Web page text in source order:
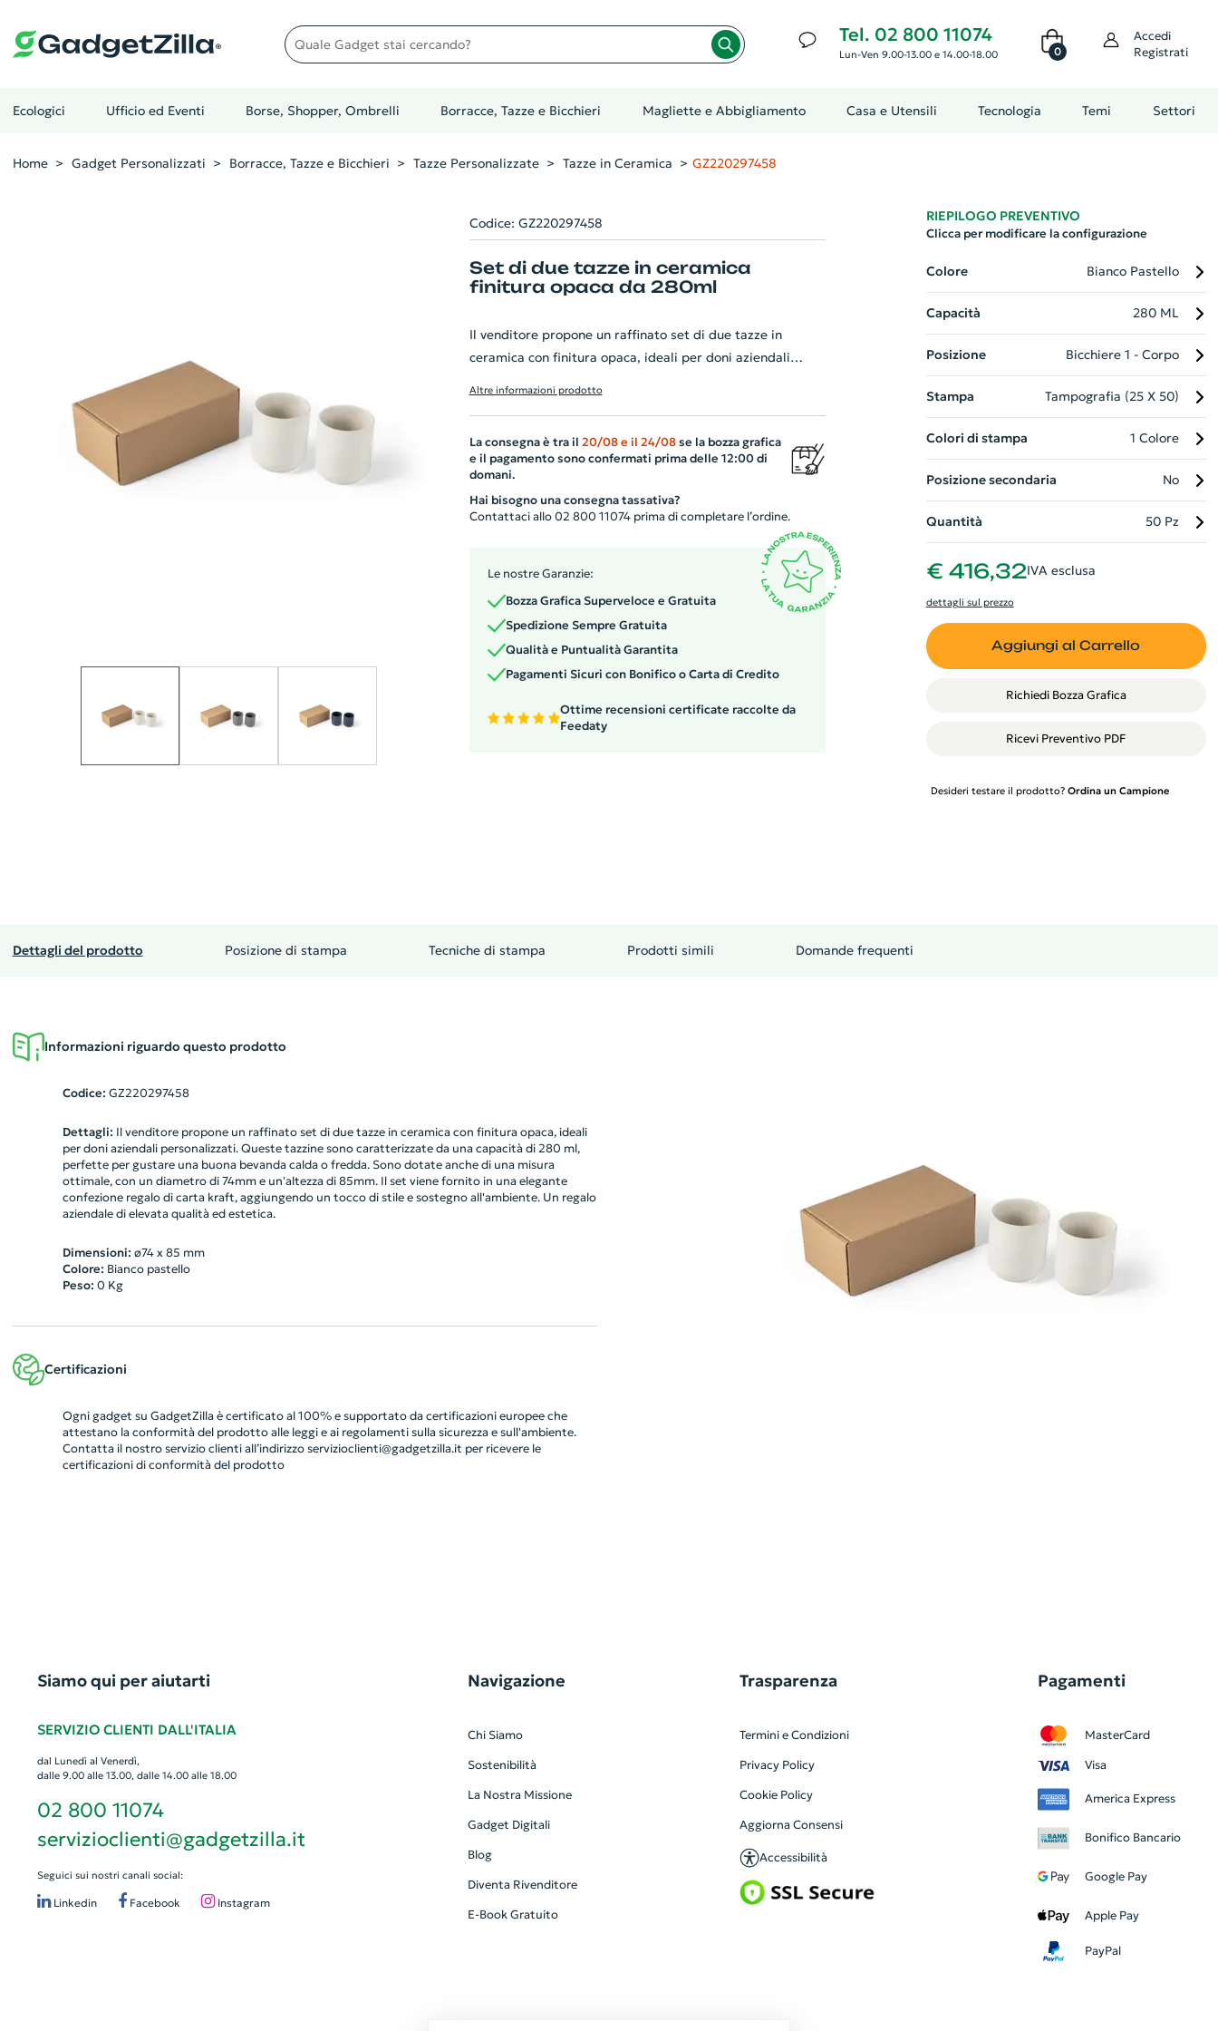
Quale gadget stai cercando? Tel. 02 800 11074
Lun-Ven 9.00-13.00 e 14.00-18.00 0
Accedi
Registrati
Ecologici Ufficio ed Eventi Borse, Shopper, Ombrelli Borracce, Tazze e Bicchieri Magliette e Abbigliamento Casa e Utensili Tecnologia Temi Settori
Home Gadget Personalizzati Borracce, Tazze e Bicchieri Tazze Personalizzate Tazze in Ceramica GZ220297458
Codice: GZ220297458
Set di due tazze in ceramica
finitura opaca da 280ml
Il venditore propone un raffinato set di due tazze in
ceramica con finitura opaca, ideali per doni aziendali
ottimale, con un diametro di 74mm e un'altezza di 85mm.
Il set viene fornito in una elegante confezione regalo di
carta kraft, aggiungendo un tocco di stile e sostegno
all'ambiente. Un regalo aziendale di elevata qualità ed
Altre informazioni prodotto
La consegna è tra il 20/08 e il 24/08se la bozza grafica
e il pagamento sono confermati prima delle 12:00 di
domani.
Hai bisogno una consegna tassativa?
Contattaci allo 02 800 11074 prima di completare l’ordine.
Le nostre Garanzie:
Bozza Grafica Superveloce e Gratuita
Spedizione Sempre Gratuita
Qualità e Puntualità Garantita
Pagamenti Sicuri con Bonifico o Carta di Credito
Ottime recensioni certificate raccolte da
Feedaty
RIEPILOGO PREVENTIVO
Clicca per modificare la configurazione
Colore Bianco Pastello
Capacità 280 ML
Posizione Bicchiere 1 - Corpo
Stampa Tampografia (25 X 50)
Colori di stampa 1 Colore
Posizione secondaria No
Quantità 50 Pz
€ 416,32IVA esclusa
dettagli sul prezzo
Aggiungi al Carrello
Richiedi Bozza Grafica
Ricevi Preventivo PDF
Desideri testare il prodotto? Ordina un Campione
Dettagli del prodotto Posizione di stampa Tecniche di stampa Prodotti simili Domande frequenti
Informazioni riguardo questo prodotto
Codice: GZ220297458
Dettagli: Il venditore propone un raffinato set di due tazze in ceramica con finitura opaca, ideali
per doni aziendali personalizzati. Queste tazzine sono caratterizzate da una capacità di 280 ml,
perfette per gustare una buona bevanda calda o fredda. Sono dotate anche di una misura
ottimale, con un diametro di 74mm e un'altezza di 85mm. Il set viene fornito in una elegante
confezione regalo di carta kraft, aggiungendo un tocco di stile e sostegno all'ambiente. Un regalo
aziendale di elevata qualità ed estetica.
Dimensioni: ø74 x 85 mm
Colore: Bianco pastello
Peso: 0 Kg
Certificazioni
Ogni gadget su GadgetZilla è certificato al 100% e supportato da certificazioni europee che
attestano la conformità del prodotto alle leggi e ai regolamenti sulla sicurezza e sull'ambiente.
Contatta il nostro servizio clienti all’indirizzo servizioclienti@gadgetzilla.it per ricevere le
certificazioni di conformità del prodotto
Siamo qui per aiutarti
SERVIZIO CLIENTI DALL'ITALIA
dal Lunedì al Venerdì,
dalle 9.00 alle 13.00, dalle 14.00 alle 18.00
02 800 11074
servizioclienti@gadgetzilla.it
Seguici sui nostri canali social:
Linkedin Facebook Instagram
Navigazione
Chi Siamo
Sostenibilità
La Nostra Missione
Gadget Digitali
Blog
Diventa Rivenditore
E-Book Gratuito
Trasparenza
Termini e Condizioni
Privacy Policy
Cookie Policy
Aggiorna Consensi
Accessibilità
Pagamenti
MasterCard
Visa
America Express
Bonifico Bancario
Google Pay
Apple Pay
PayPal